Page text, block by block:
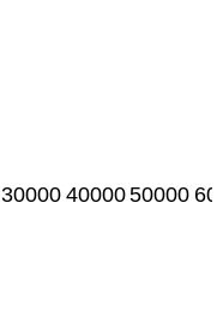
30000 4000050000